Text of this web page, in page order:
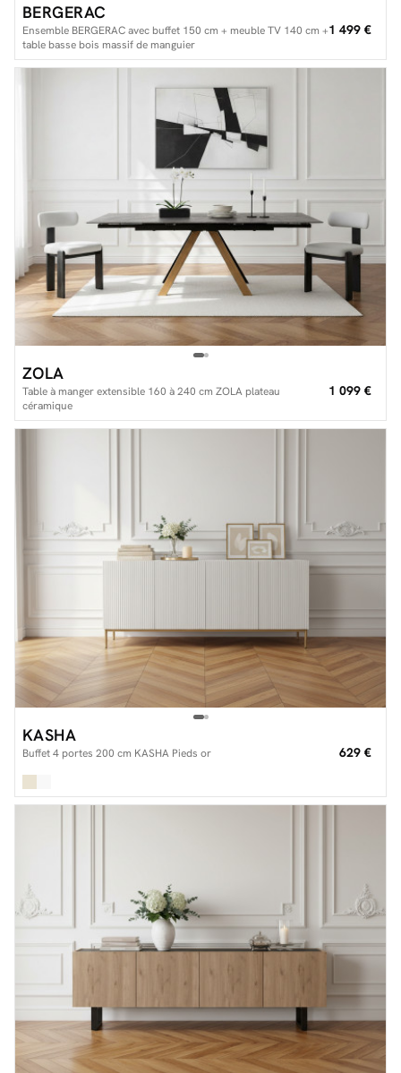
BERGERAC
Ensemble BERGERAC avec buffet 150 cm + meuble TV 140 cm +
table basse bois massif de manguier
1 499 €
ZOLA
Table à manger extensible 160 à 240 cm ZOLA plateau
céramique
1 099 €
KASHA
Buffet 4 portes 200 cm KASHA Pieds or 629 €